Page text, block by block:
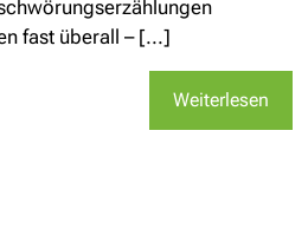
fast überall – [...]
Weiterlesen